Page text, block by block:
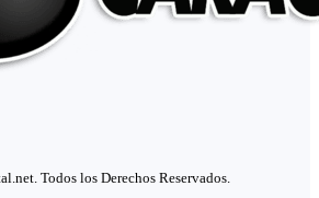
Todos los Derechos Reservados.